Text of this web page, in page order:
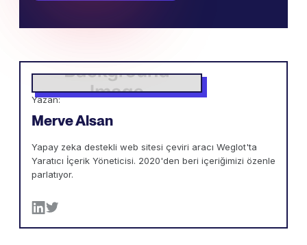
Yazan:
Merve Alsan
Yapay zeka destekli web sitesi çeviri aracı Weglot'ta
Yaratıcı İçerik Yöneticisi. 2020'den beri içeriğimizi özenle
parlatıyor.